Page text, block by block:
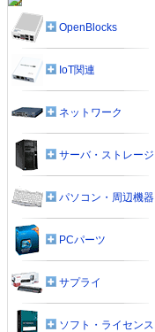
OpenBlocks
IoT関連
ネットワーク
サーバ・ストレージ
パソコン・周辺機器
PCパーツ
サプライ
ソフト・ライセンス